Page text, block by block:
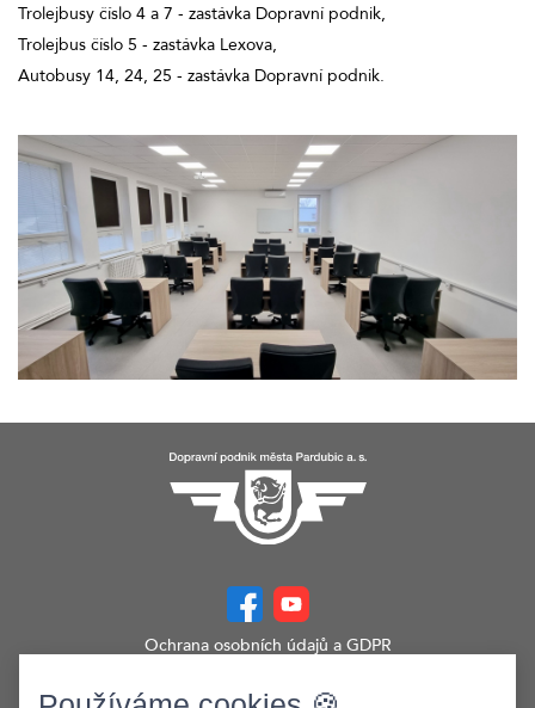
Trolejbusy číslo 4 a 7 - zastávka Dopravní podnik,
Trolejbus číslo 5 - zastávka Lexova,
Autobusy 14, 24, 25 - zastávka Dopravní podnik.
Ochrana osobních údajů a GDPR
Zobrazit verzi webu pro PC